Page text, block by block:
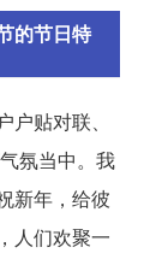
的节日特
贴对联、
氛当中。我
新年，给彼
人们欢聚一